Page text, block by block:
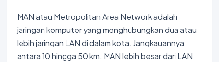
MAN atau Metropolitan Area Network adalah
jaringan komputer yang menghubungkan dua atau
lebih jaringan LAN di dalam kota. Jangkauannya
antara 10 hingga 50 km. MAN lebih besar dari LAN